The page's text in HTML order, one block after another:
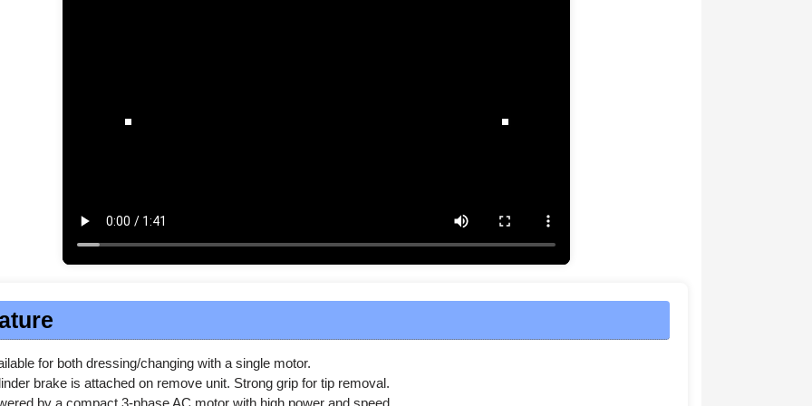
for both dressing/changing with a single motor.
brake is attached on remove unit. Strong grip for tip removal.
by a compact 3-phase AC motor with high power and speed.